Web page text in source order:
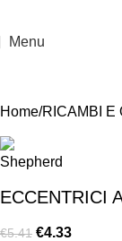
Menu
Home RICAMBI E
ECCENTRICI
€5.41 €4.33